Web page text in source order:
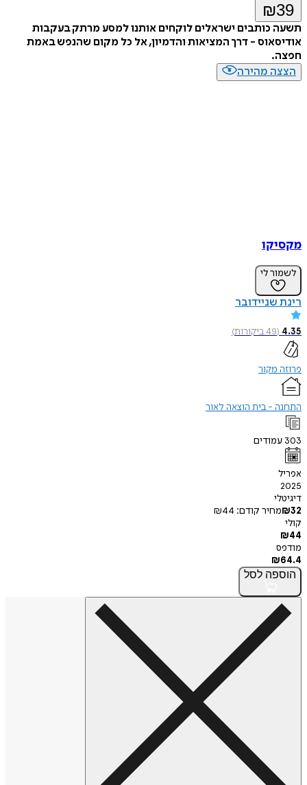
₪39
תשעה כותבים ישראלים לוקחים אותנו למסע מרתק בעקבות
אודיסאוס - דרך המציאות והדמיון, אל כל מקום שהנפש באמת
חפצה.
הצצה מהירה
מקסיקו
לשמור לי
רינת שניידובר
4.35
(
49ביקורות)
פרוזה מקור
התחנה - בית הוצאה לאור
303 עמודים
אפריל
2025
דיגיטלי
₪32 מחיר קודם: ₪44
קולי
₪44
מודפס
₪64.4
הוספה לסל